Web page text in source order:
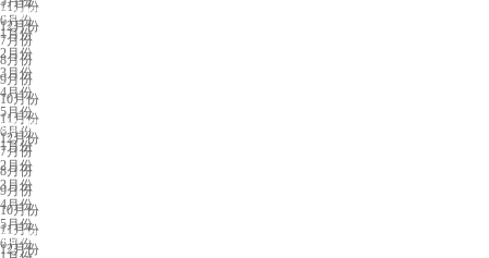
11月份
12月份
6月份
7月份
8月份
9月份
10月份
11月份
12月份
长春展会排期
1月份
2月份
3月份
4月份
5月份
6月份
7月份
8月份
9月份
10月份
11月份
12月份
沈阳展会排期
1月份
2月份
3月份
4月份
5月份
6月份
临沂展会排期